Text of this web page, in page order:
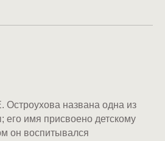
Остроухова названа одна из
его имя присвоено детскому
он воспитывался